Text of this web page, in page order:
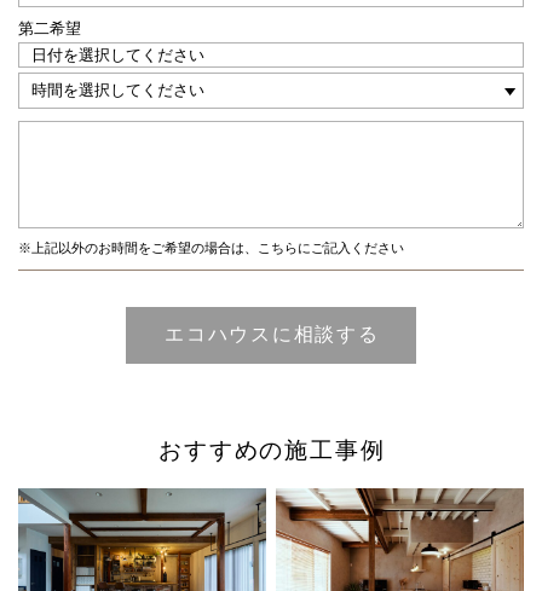
第二希望
※上記以外のお時間をご希望の場合は、こちらにご記入ください
おすすめの施工事例